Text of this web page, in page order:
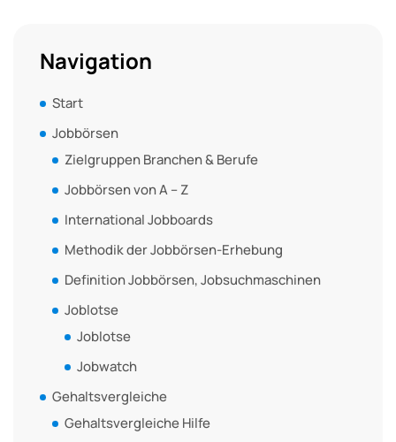
Navigation
Start
Jobbörsen
Zielgruppen Branchen & Berufe
Jobbörsen von A – Z
International Jobboards
Methodik der Jobbörsen-Erhebung
Definition Jobbörsen, Jobsuchmaschinen
Joblotse
Joblotse
Jobwatch
Gehaltsvergleiche
Gehaltsvergleiche Hilfe